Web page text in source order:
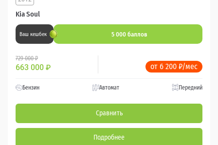
Kia Soul
Ваш кешбек 5 000 баллов
729 000 ₽
663 000 ₽ от 6 200 ₽/мес
Бензин Автомат Передний
Сравнить
Подробнее